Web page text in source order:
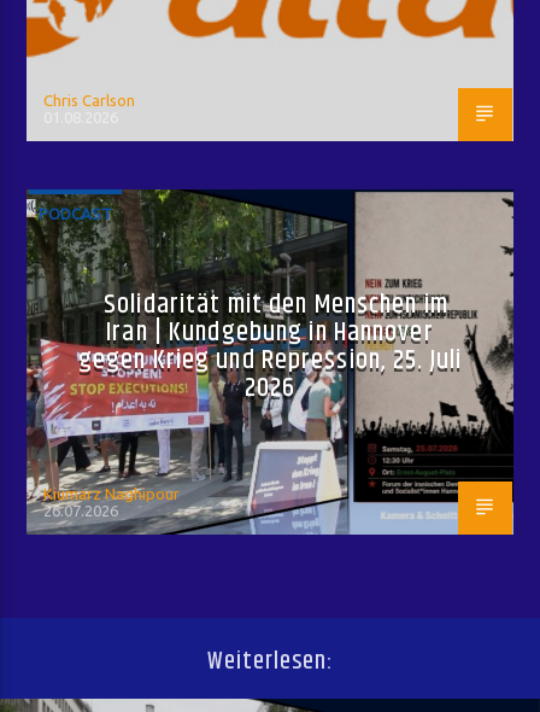
Chris Carlson
PODCAST
Solidarität mit den Menschen im
Iran | Kundgebung in Hannover
gegen Krieg und Repression, 25. Juli
2026
Kiumarz Naghipour
26.07.2026
Weiterlesen: